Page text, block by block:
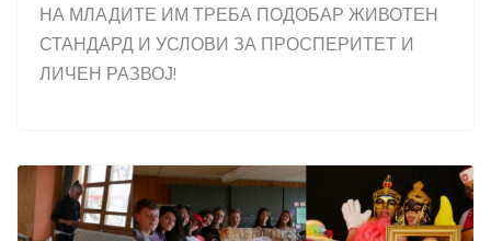
НА МЛАДИТЕ ИМ ТРЕБА ПОДОБАР ЖИВОТЕН
СТАНДАРД И УСЛОВИ ЗА ПРОСПЕРИТЕТ И
ЛИЧЕН РАЗВОЈ!